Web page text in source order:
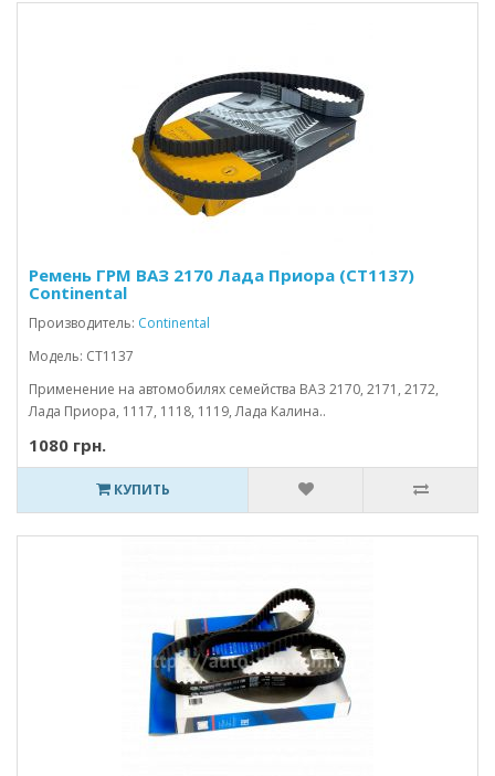
Ремень ГРМ ВАЗ 2170 Лада Приора (СТ1137)
Continental
Производитель: Continental
Модель: СТ1137
Применение на автомобилях семейства ВАЗ 2170, 2171, 2172,
Лада Приора, 1117, 1118, 1119, Лада Калина..
1080 грн.
КУПИТЬ